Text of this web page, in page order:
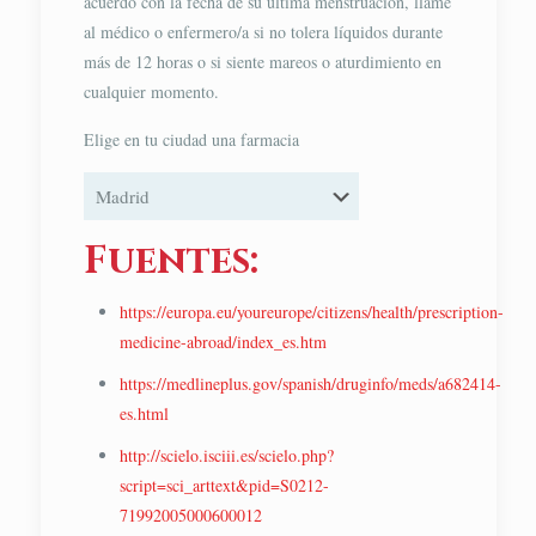
al médico o enfermero/a si no tolera líquidos durante
más de 12 horas o si siente mareos o aturdimiento en
cualquier momento.
Elige en tu ciudad una farmacia
Fuentes:
https://europa.eu/youreurope/citizens/health/prescription-
medicine-abroad/index_es.htm
https://medlineplus.gov/spanish/druginfo/meds/a682414-
es.html
http://scielo.isciii.es/scielo.php?
script=sci_arttext&pid=S0212-
71992005000600012